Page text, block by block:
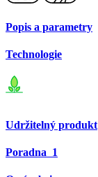
Popis a parametry
Technologie
Udržitelný produkt
Poradna 1